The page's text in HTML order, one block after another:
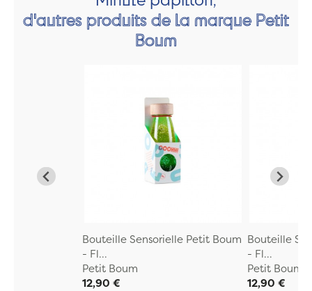
d'autres produits de la marque Petit
Boum
Bouteille Sensorielle Petit Boum
- Fl...
Petit Boum
12,90 €
Bouteille
- Fl...
Petit Boum
12,90 €